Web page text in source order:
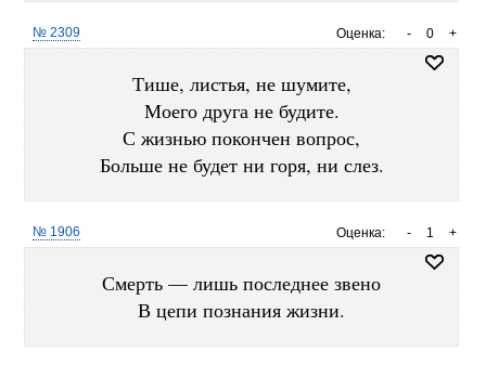
Оценка: +
0
-
№ 2309
Тише, листья, не шумите,
Моего друга не будите.
С жизнью покончен вопрос,
Больше не будет ни горя, ни слез.
Оценка: +
1
-
№ 1906
Смерть — лишь последнее звено
В цепи познания жизни.